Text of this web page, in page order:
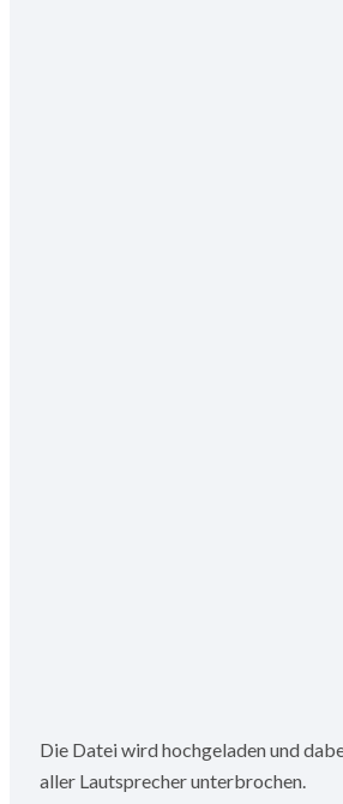
Die Datei wird hochgeladen und
aller Lautsprecher unterbrochen.